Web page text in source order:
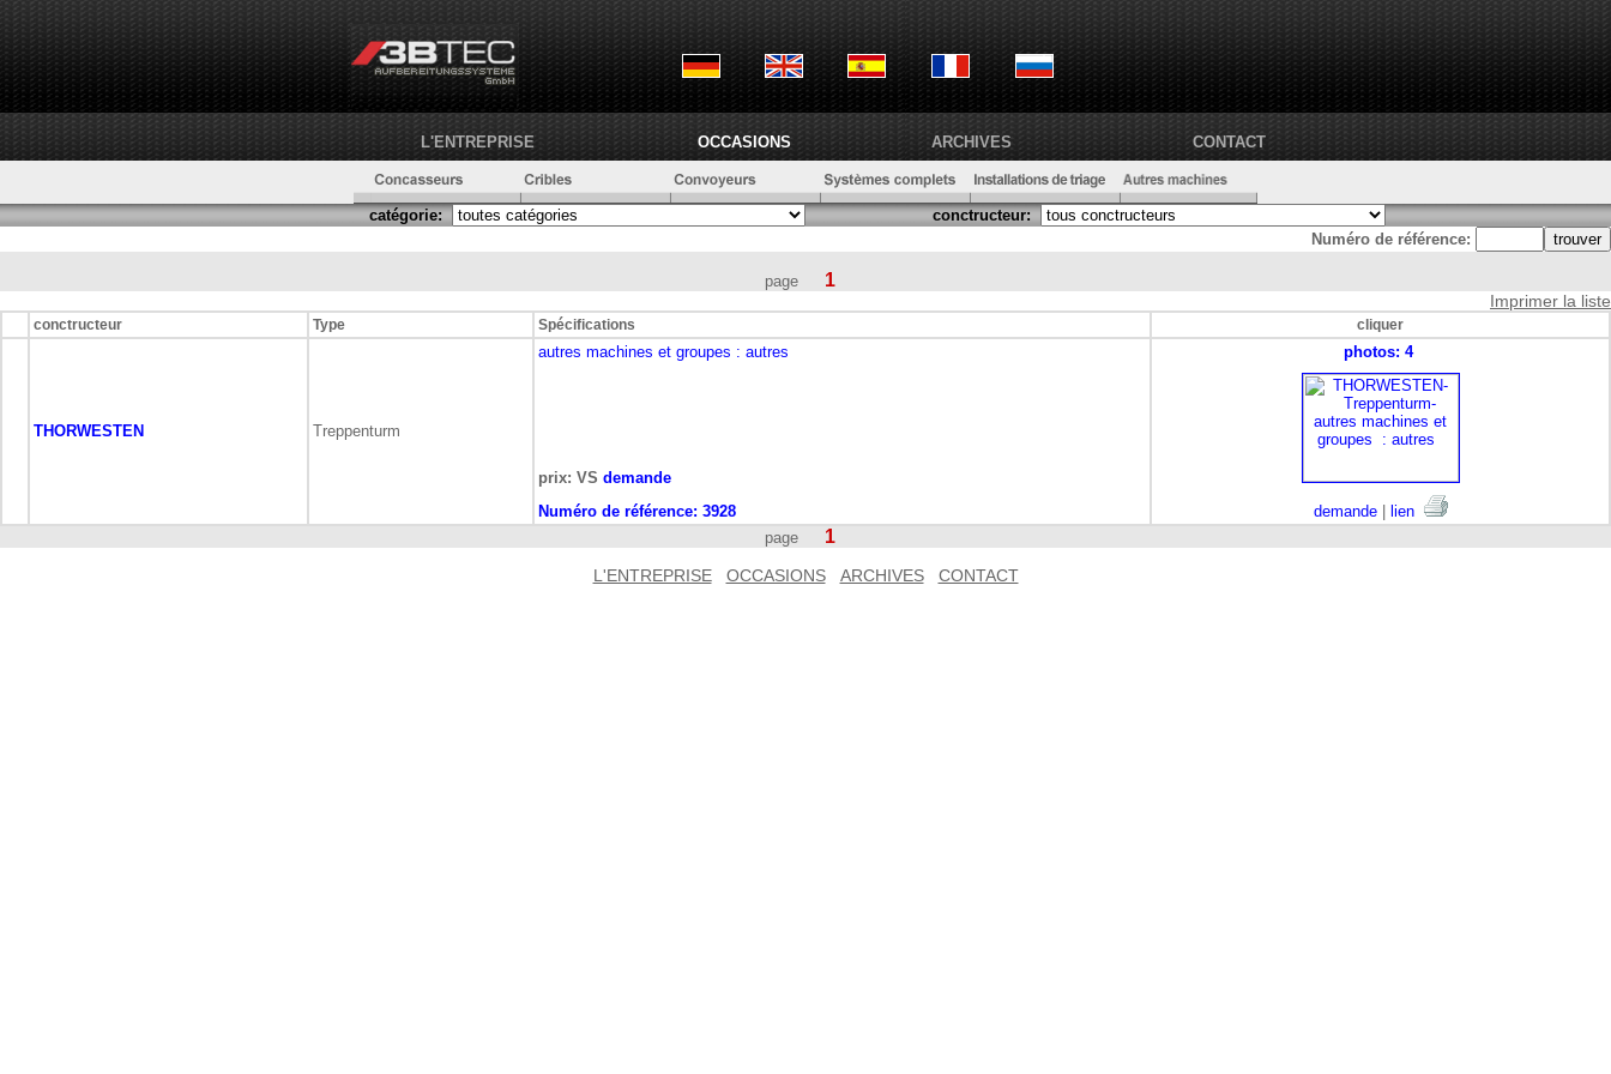
L'ENTREPRISE OCCASIONS ARCHIVES CONTACT
catégorie:
conctructeur:
Numéro de référence:
page 1
Imprimer la liste
conctructeur Type Spécifications cliquer
THORWESTEN Treppenturm
autres machines et groupes : autres
prix: VS demande
Numéro de référence: 3928
photos: 4
demande|
lien
page
1
L'ENTREPRISE OCCASIONS ARCHIVES CONTACT